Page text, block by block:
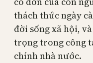
thách thức ngày
đời sống xã hội,
trọng trong công
chính nhà nước.